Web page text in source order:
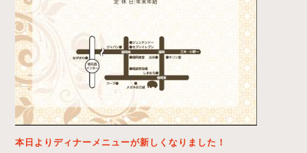
本日よりディナーメニューが新しくなりました！